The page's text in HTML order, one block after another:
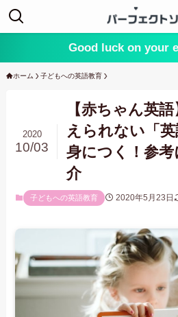
Good luck on your
ホーム 子どもへの英語教育
【赤ちゃん英
えられない「
身につく！参
介
2020
10/03
子どもへの英語教育 2020年5月23日